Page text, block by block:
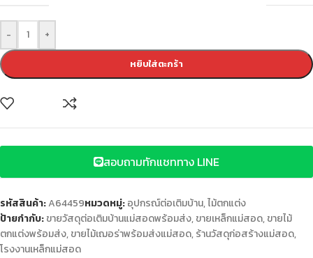
- +
หยิบใส่ตะกร้า
สอบถามทักแชททาง LINE
รหัสสินค้า:A64459หมวดหมู่:อุปกรณ์ต่อเติมบ้าน,ไม้ตกแต่ง
ป้ายกำกับ:ขายวัสดุต่อเติมบ้านแม่สอดพร้อมส่ง,ขายเหล็กแม่สอด,ขายไม้
ตกแต่งพร้อมส่ง,ขายไม้เฌอร่าพร้อมส่งแม่สอด,ร้านวัสดุก่อสร้างแม่สอด,
โรงงานเหล็กแม่สอด